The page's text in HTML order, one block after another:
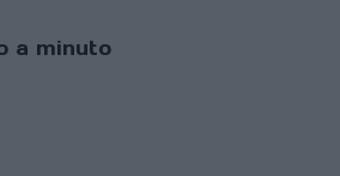
a minuto